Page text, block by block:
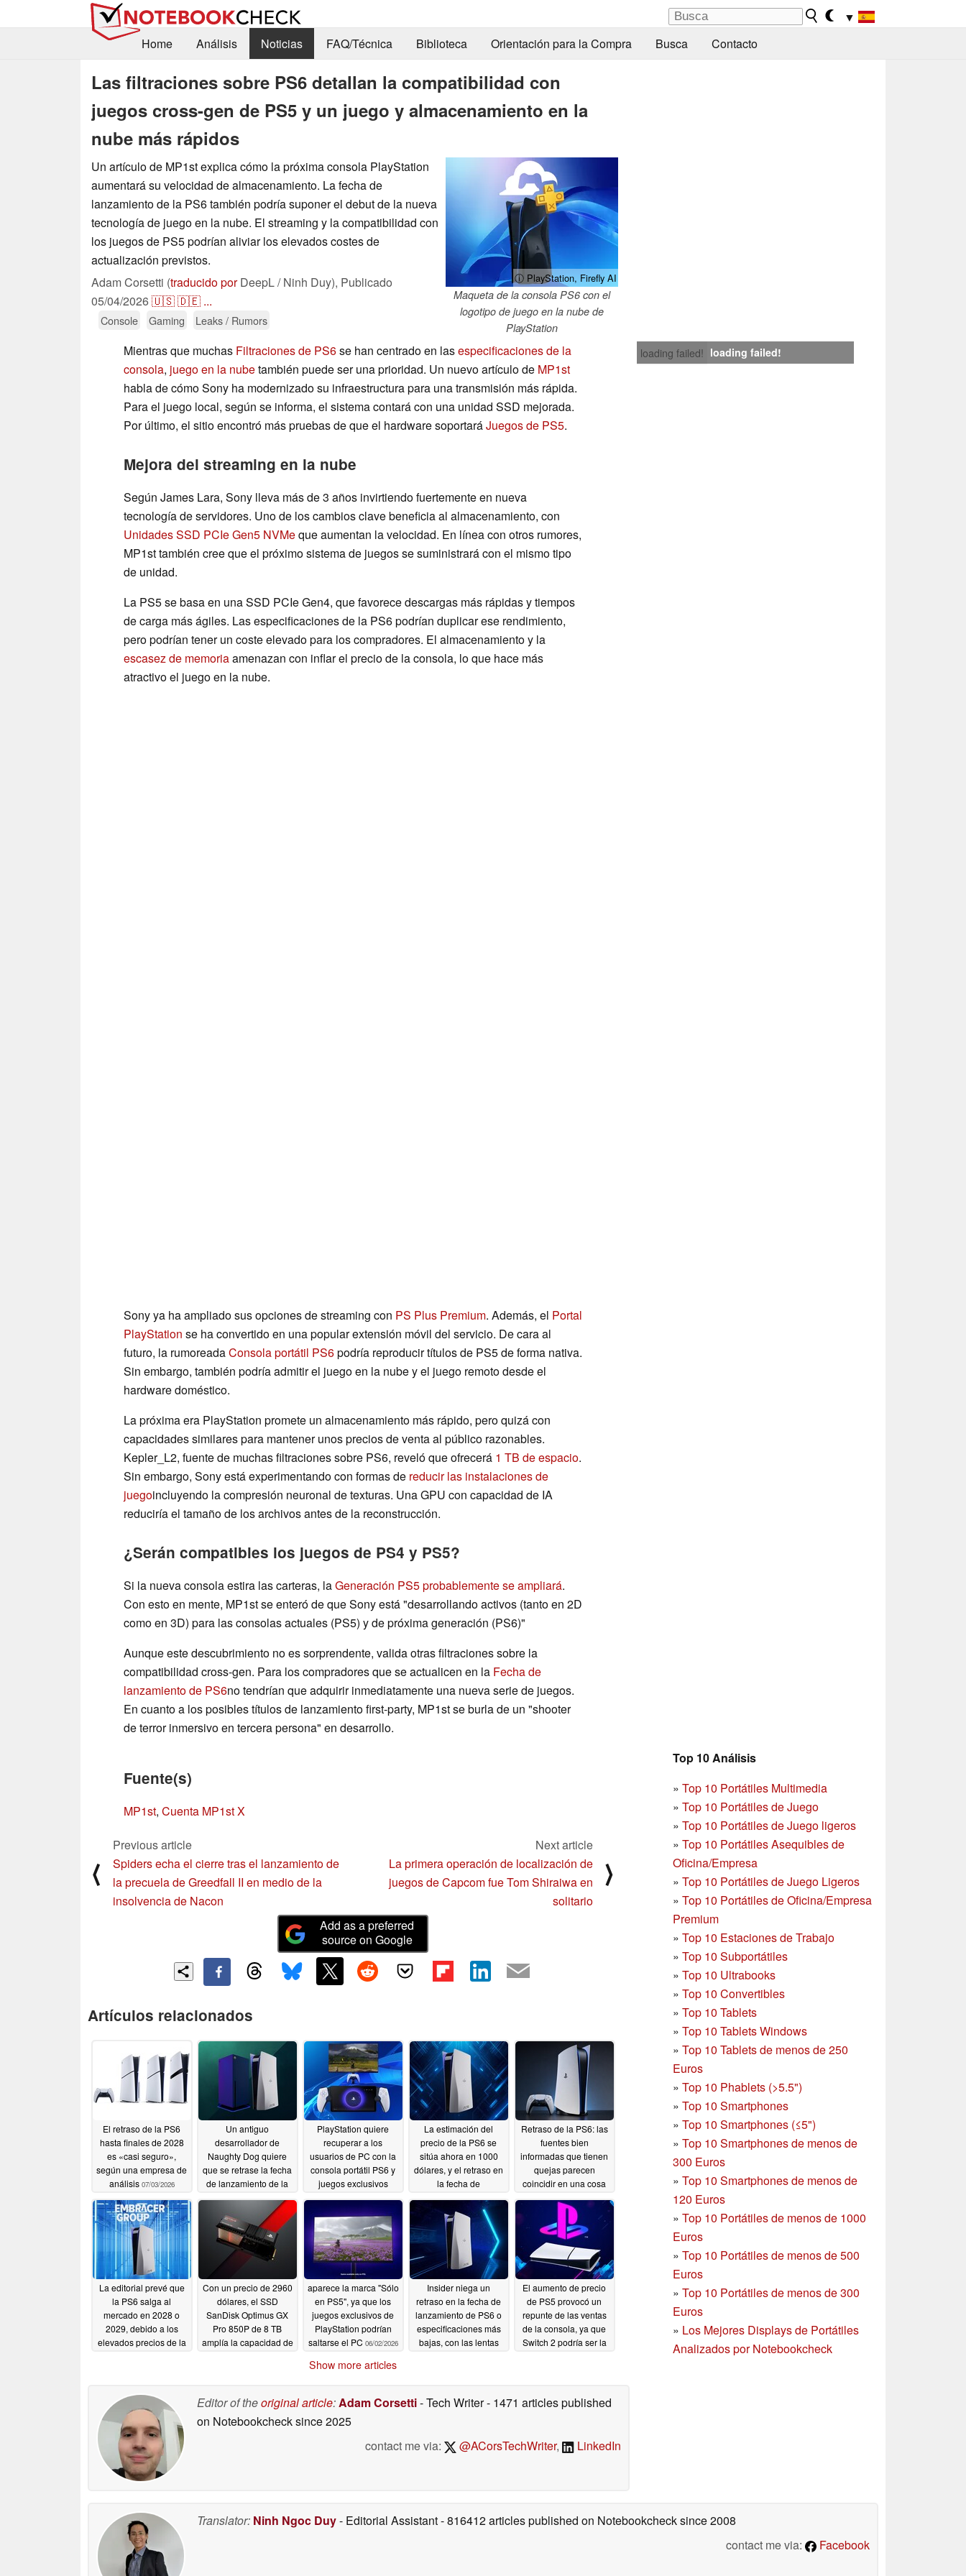
▼
Home
Análisis Noticias FAQ/Técnica Biblioteca Orientación para la Compra Busca Contacto
Las filtraciones sobre PS6 detallan la compatibilidad con
juegos cross-gen de PS5 y un juego y almacenamiento en la
nube más rápidos
ⓘ PlayStation, Firefly AI
Maqueta de la consola PS6 con el
logotipo de juego en la nube de
PlayStation
Un artículo de MP1st explica cómo la próxima consola PlayStation
aumentará su velocidad de almacenamiento. La fecha de
lanzamiento de la PS6 también podría suponer el debut de la nueva
tecnología de juego en la nube. El streaming y la compatibilidad con
los juegos de PS5 podrían aliviar los elevados costes de
actualización previstos.
Adam Corsetti (traducido porDeepL / Ninh Duy), Publicado
05/04/2026🇺🇸🇩🇪 ...
Console Gaming Leaks / Rumors
loading failed! loading failed!
Mientras que muchas Filtraciones de PS6se han centrado en lasespecificaciones de la
consola, juego en la nubetambién puede ser una prioridad. Un nuevo artículo de MP1st
habla de cómo Sony ha modernizado su infraestructura para una transmisión más rápida.
Para el juego local, según se informa, el sistema contará con una unidad SSD mejorada.
Por último, el sitio encontró más pruebas de que el hardware soportaráJuegos de PS5.
Mejora del streaming en la nube
Según James Lara, Sony lleva más de 3 años invirtiendo fuertemente en nueva
tecnología de servidores. Uno de los cambios clave beneficia al almacenamiento, con
Unidades SSD PCIe Gen5 NVMeque aumentan la velocidad. En línea con otros rumores,
MP1st también cree que el próximo sistema de juegos se suministrará con el mismo tipo
de unidad.
La PS5 se basa en una SSD PCIe Gen4, que favorece descargas más rápidas y tiempos
de carga más ágiles. Las especificaciones de la PS6 podrían duplicar ese rendimiento,
pero podrían tener un coste elevado para los compradores. El almacenamiento y la
escasez de memoriaamenazan con inflar el precio de la consola, lo que hace más
atractivo el juego en la nube.
Sony ya ha ampliado sus opciones de streaming con PS Plus Premium. Además, el Portal
PlayStation se ha convertido en una popular extensión móvil del servicio. De cara al
futuro, la rumoreadaConsola portátil PS6podría reproducir títulos de PS5 de forma nativa.
Sin embargo, también podría admitir el juego en la nube y el juego remoto desde el
hardware doméstico.
La próxima era PlayStation promete un almacenamiento más rápido, pero quizá con
capacidades similares para mantener unos precios de venta al público razonables.
Kepler_L2, fuente de muchas filtraciones sobre PS6, reveló que ofrecerá 1 TB de espacio.
Sin embargo, Sony está experimentando con formas de reducir las instalaciones de
juegoincluyendo la compresión neuronal de texturas. Una GPU con capacidad de IA
reduciría el tamaño de los archivos antes de la reconstrucción.
¿Serán compatibles los juegos de PS4 y PS5?
Si la nueva consola estira las carteras, laGeneración PS5 probablemente se ampliará.
Con esto en mente, MP1st se enteró de que Sony está "desarrollando activos (tanto en 2D
como en 3D) para las consolas actuales (PS5) y de próxima generación (PS6)"
Aunque este descubrimiento no es sorprendente, valida otras filtraciones sobre la
compatibilidad cross-gen. Para los compradores que se actualicen en la Fecha de
lanzamiento de PS6no tendrían que adquirir inmediatamente una nueva serie de juegos.
En cuanto a los posibles títulos de lanzamiento first-party, MP1st se burla de un "shooter
de terror inmersivo en tercera persona" en desarrollo.
Top 10 Análisis
» Top 10 Portátiles Multimedia
» Top 10 Portátiles de Juego
» Top 10 Portátiles de Juego ligeros
» Top 10 Portátiles Asequibles de
Oficina/Empresa
» Top 10 Portátiles de Juego Ligeros
» Top 10 Portátiles de Oficina/Empresa
Premium
» Top 10 Estaciones de Trabajo
» Top 10 Subportátiles
» Top 10 Ultrabooks
» Top 10 Convertibles
» Top 10 Tablets
» Top 10 Tablets Windows
» Top 10 Tablets de menos de 250
Euros
» Top 10 Phablets (>5.5")
» Top 10 Smartphones
» Top 10 Smartphones (≤5")
» Top 10 Smartphones de menos de
300 Euros
» Top 10 Smartphonesde menos de
120 Euros
» Top 10 Portátiles de menos de 1000
Euros
» Top 10 Portátiles de menos de 500
Euros
» Top 10 Portátiles de menos de 300
Euros
» Los Mejores Displays de Portátiles
Analizados por Notebookcheck
Fuente(s)
MP1st, Cuenta MP1st X
⟨
Previous article
Spiders echa el cierre tras el lanzamiento de
la precuela de Greedfall II en medio de la
insolvencia de Nacon
Next article
La primera operación de localización de
juegos de Capcom fue Tom Shiraiwa en
solitario
⟩
Add as a preferred
source on Google
Artículos relacionados
El retraso de la PS6
hasta finales de 2028
es «casi seguro»,
según una empresa de
análisis 07/03/2026
Un antiguo
desarrollador de
Naughty Dog quiere
que se retrase la fecha
de lanzamiento de la
Helix hasta 2030 o
más adelante06/30/2026
PlayStation quiere
recuperar a los
usuarios de PC con la
consola portátil PS6 y
juegos exclusivos
06/30/2026
La estimación del
precio de la PS6 se
sitúa ahora en 1000
dólares, y el retraso en
la fecha de
encarecer aún más la
consola
06/28/2026
Retraso de la PS6: las
fuentes bien
informadas que tienen
quejas parecen
coincidir en una cosa
06/23/2026
La editorial prevé que
la PS6 salga al
mercado en 2028 o
2029, debido a los
elevados precios de la
Con un precio de 2960
dólares, el SSD
SanDisk Optimus GX
Pro 850P de 8 TB
amplía la capacidad de
aparece la marca "Sólo
en PS5", ya que los
juegos exclusivos de
PlayStation podrían
saltarse el PC 06/02/2026
Insider niega un
retraso en la fecha de
lanzamiento de PS6 o
especificaciones más
bajas, con las lentas
El aumento de precio
de PS5 provocó un
repunte de las ventas
de la consola, ya que
Switch 2 podría ser la
Show more articles
Editor of theoriginal article:Adam Corsetti- Tech Writer- 1471 articles published
on Notebookchecksince 2025
contact me via:
@ACorsTechWriter, LinkedIn
Translator: Ninh Ngoc Duy- Editorial Assistant- 816412 articles published on Notebookchecksince 2008
contact me via:
Facebook